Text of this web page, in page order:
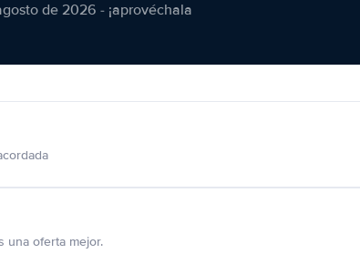
de 2026 - ¡aprovéchala
una oferta mejor.